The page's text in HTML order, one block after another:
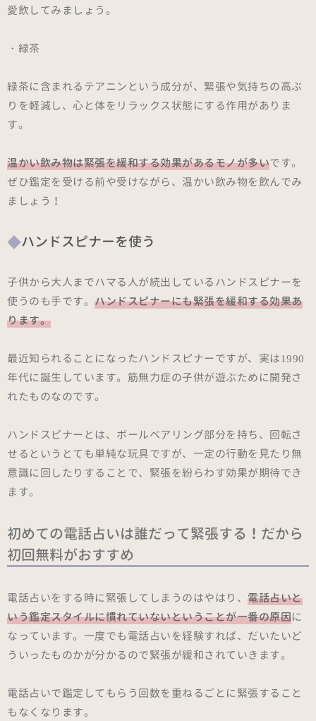
愛飲してみましょう。
・緑茶
緑茶に含まれるテアニンという成分が、緊張や気持ちの高ぶ
りを軽減し、心と体をリラックス状態にする作用がありま
す。
温かい飲み物は緊張を緩和する効果があるモノが多いです。
ぜひ鑑定を受ける前や受けながら、温かい飲み物を飲んでみ
ましょう！
ハンドスピナーを使う
子供から大人までハマる人が続出しているハンドスピナーを
使うのも手です。 ハンドスピナーにも緊張を緩和する効果あ
ります。
最近知られることになったハンドスピナーですが、実は1990
年代に誕生しています。筋無力症の子供が遊ぶために開発さ
れたものなのです。
ハンドスピナーとは、ボールベアリング部分を持ち、回転さ
せるというとても単純な玩具ですが、一定の行動を見たり無
意識に回したりすることで、緊張を紛らわす効果が期待でき
ます。
初めての電話占いは誰だって緊張する！だから
初回無料がおすすめ
電話占いをする時に緊張してしまうのはやはり、 電話占いと
いう鑑定スタイルに慣れていないということが一番の原因に
なっています。一度でも電話占いを経験すれば、だいたいど
ういったものかが分かるので緊張が緩和されていきます。
電話占いで鑑定してもらう回数を重ねるごとに緊張すること
もなくなります。